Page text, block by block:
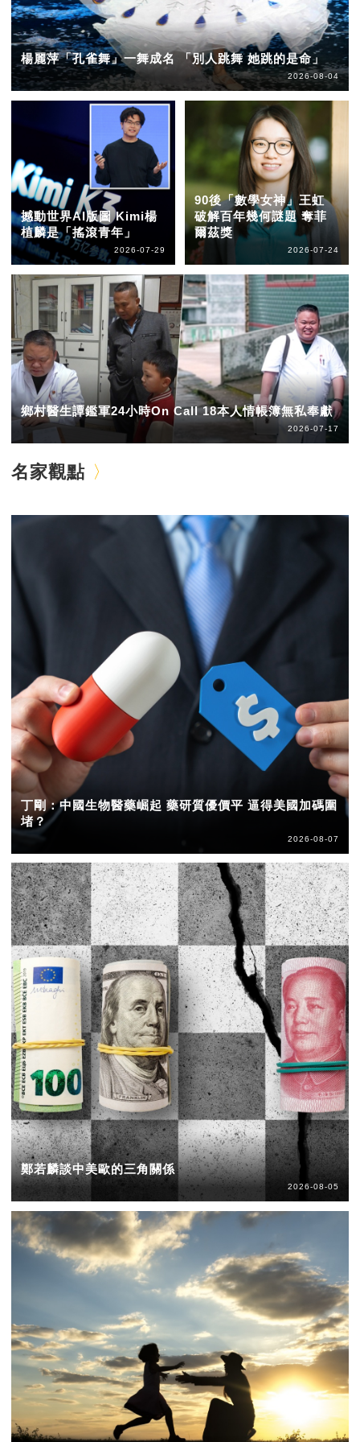
楊麗萍「孔雀舞」一舞成名 「別人跳舞 她跳的是命」
2026-08-04
撼動世界AI版圖 Kimi楊
植麟是「搖滾青年」
2026-07-29
90後「數學女神」王虹
破解百年幾何謎題 奪菲
爾茲獎
2026-07-24
鄉村醫生譚鑑軍24小時On Call 18本人情帳簿無私奉獻
2026-07-17
名家觀點
丁剛：中國生物醫藥崛起 藥研質優價平 逼得美國加碼圍
堵？
2026-08-07
鄭若麟談中美歐的三角關係
2026-08-05